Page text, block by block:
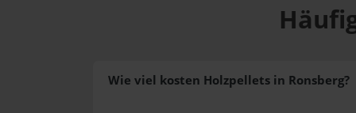
Wie viel kosten Holzpellets in Ronsberg?